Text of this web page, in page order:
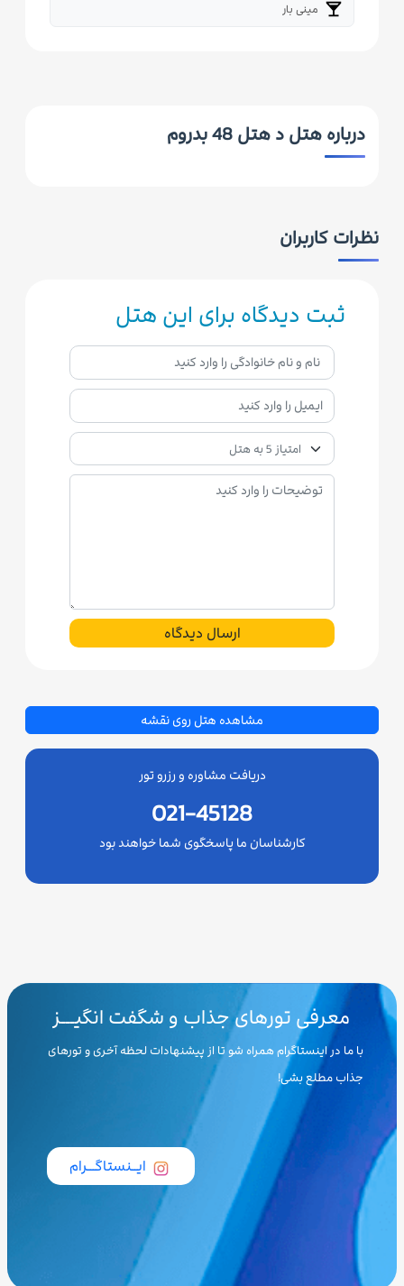
local_bar مینی بار
درباره هتل د هتل 48 بدروم
نظرات کاربران
ثبت دیدگاه برای این هتل
ارسال دیدگاه
مشاهده هتل روی نقشه
دریافت مشاوره و رزرو تور
021-45128
کارشناسان ما پاسخگوی شما خواهند بود
معرفی تورهای جذاب و شگفت انگیـــز
با ما در اینستاگرام همراه شو تا از پیشنهادات لحظه آخری و تورهای
جذاب مطلع بشی!
ایــنستاگـــرام